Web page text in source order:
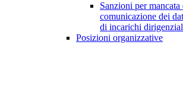
Sanzioni per
comunicazione dei
di incarichi
Posizioni organizzative